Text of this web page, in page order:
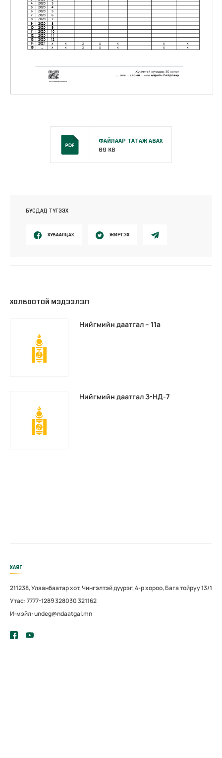
ФАЙЛААР ТАТАЖ АВАХ
69 KB
БУСДАД ТҮГЭЭХ
ХУВААЛЦАХ ЖИРГЭХ
ХОЛБООТОЙ МЭДЭЭЛЭЛ
Нийгмийн даатгал – 11а
Нийгмийн даатгал З-НД-7
ХАЯГ
211238, Улаанбаатар хот, Чингэлтэй дүүрэг, 4-р хороо, Бага тойруу 13/1
Утас: 7777-1289 328030 321162
И-мэйл: undeg@ndaatgal.mn